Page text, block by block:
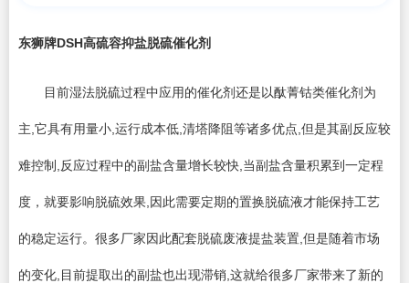
东狮牌DSH高硫容抑盐脱硫催化剂
目前湿法脱硫过程中应用的催化剂还是以酞菁钴类催化剂为
主,它具有用量小,运行成本低,清塔降阻等诸多优点,但是其副反应较
难控制,反应过程中的副盐含量增长较快,当副盐含量积累到一定程
度，就要影响脱硫效果,因此需要定期的置换脱硫液才能保持工艺
的稳定运行。很多厂家因此配套脱硫废液提盐装置,但是随着市场
的变化,目前提取出的副盐也出现滞销,这就给很多厂家带来了新的